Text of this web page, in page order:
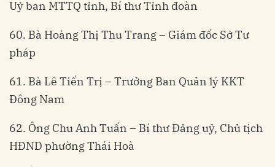
Uỷ ban MTTQ tỉnh, Bí thư Tỉnh đoàn
60. Bà Hoàng Thị Thu Trang – Giám đốc Sở Tư
pháp
61. Bà Lê Tiến Trị – Trưởng Ban Quản lý KKT
Đông Nam
62. Ông Chu Anh Tuấn – Bí thư Đảng uỷ, Chủ tịch
HĐND phường Thái Hoà